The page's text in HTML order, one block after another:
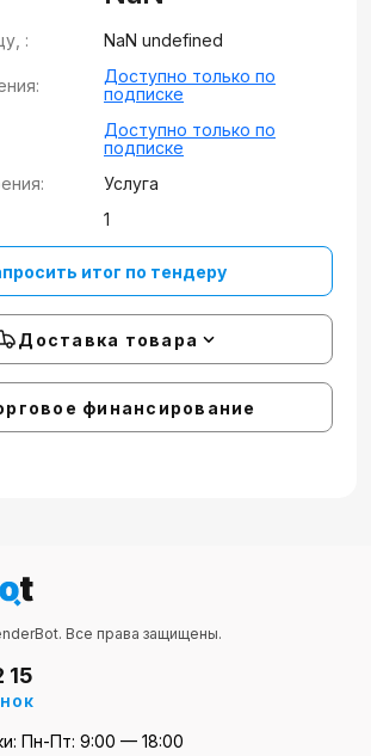
: NaN undefined
Доступно только по
подписке
Доступно только по
подписке
Услуга
1
итог по тендеру
Доставка товара
финансирование
Все права защищены.
15
Пн-Пт: 9:00 — 18:00